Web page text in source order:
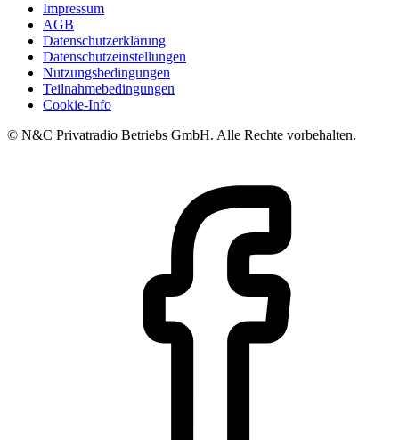
Impressum
AGB
Datenschutzerklärung
Datenschutzeinstellungen
Nutzungsbedingungen
Teilnahmebedingungen
Cookie-Info
© N&C Privatradio Betriebs GmbH. Alle Rechte vorbehalten.